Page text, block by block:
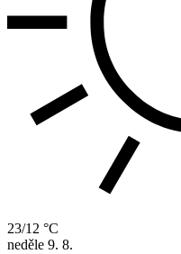
23/12 °C
neděle 9. 8.